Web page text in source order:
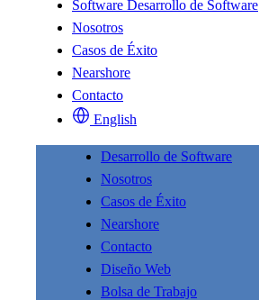
Software Desarrollo de Software
Nosotros
Casos de Éxito
Nearshore
Contacto
English
Desarrollo de Software
Nosotros
Casos de Éxito
Nearshore
Contacto
Diseño Web
Bolsa de Trabajo